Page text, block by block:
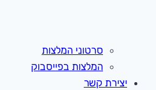
סרטוני המלצות
המלצות בפייסבוק
יצירת קשר